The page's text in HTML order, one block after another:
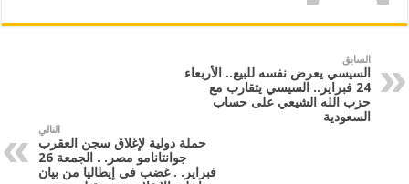
السابق
السيسي يعرض نفسه للبيع.. الأربعاء
24 فبراير.. السيسي يتقارب مع
حزب الله الشيعي على حساب
السعودية
التالي
حملة دولية لإغلاق سجن العقرب
جوانتانامو مصر. . الجمعة 26
فبراير. . غضب فى إيطاليا من بيان